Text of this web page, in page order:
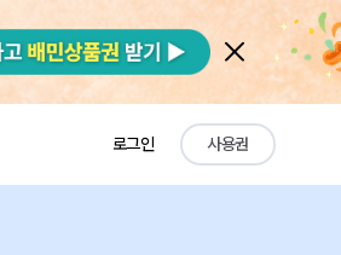
로그인 사용권